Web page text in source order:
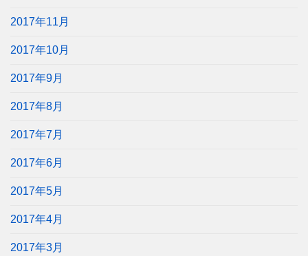
2017年11月
2017年10月
2017年9月
2017年8月
2017年7月
2017年6月
2017年5月
2017年4月
2017年3月